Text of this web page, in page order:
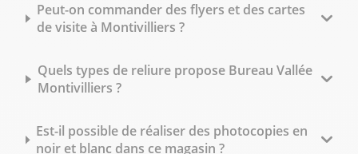
Peut-on commander des flyers et des cartes
de visite à Montivilliers ?
Quels types de reliure propose Bureau Vallée
Montivilliers ?
Est-il possible de réaliser des photocopies en
noir et blanc dans ce magasin ?